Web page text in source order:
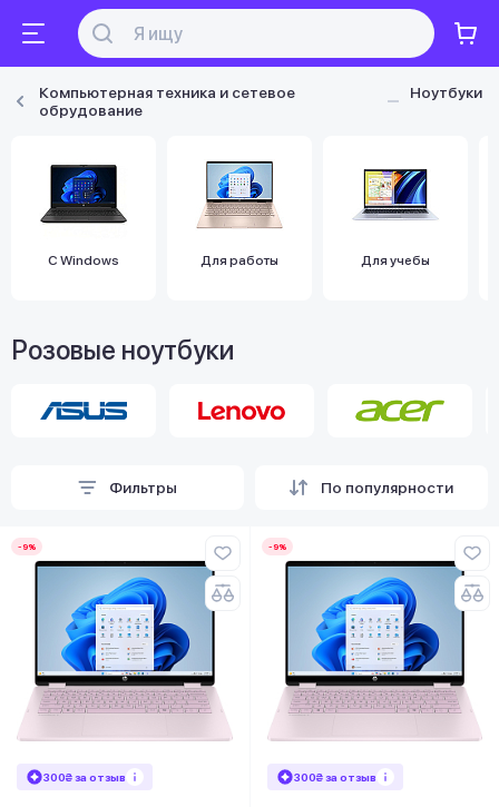
Компьютерная техника и сетевое
обрудование
Ноутбуки
С Windows Для работы Для учебы
Розовые ноутбуки
Фильтры По популярности
-9%
300₴ за отзыв
-9%
300₴ за отзыв